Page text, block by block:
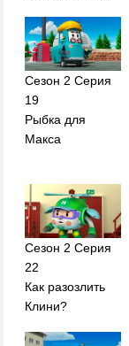
Сезон 2 Серия
19
Рыбка для
Макса
Сезон 2 Серия
22
Как разозлить
Клини?